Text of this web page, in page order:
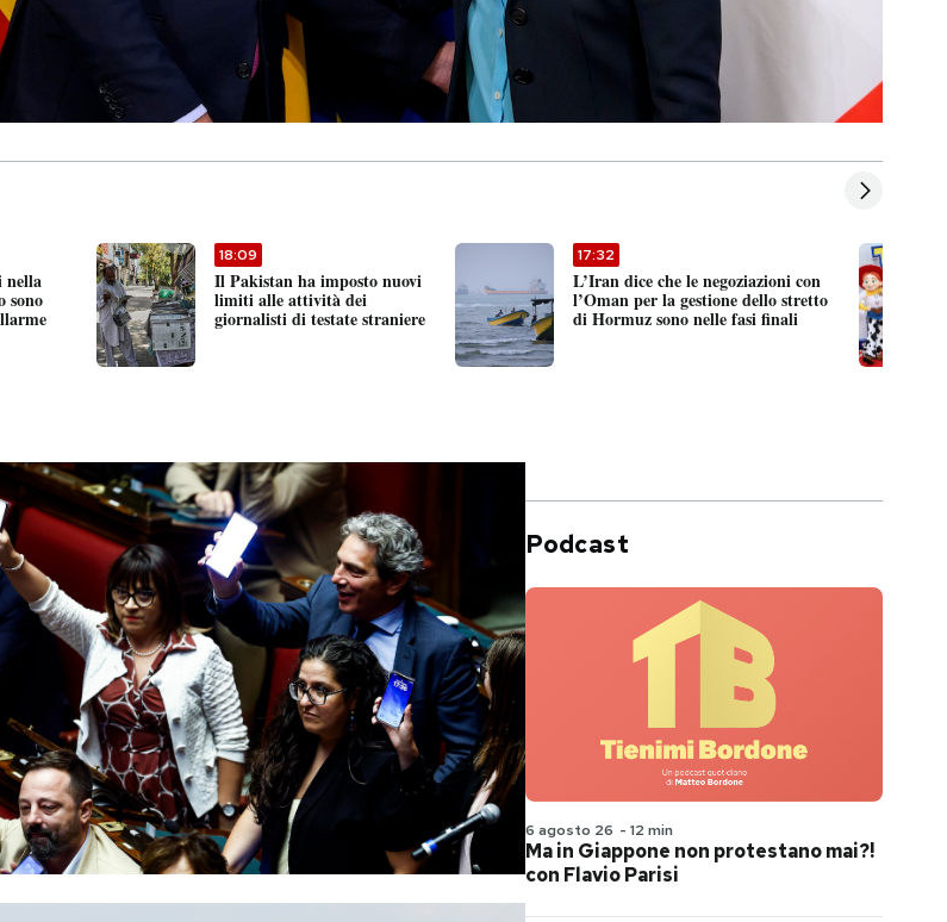
nella
sono
18:09
Il Pakistan ha imposto nuovi
limiti alle attività dei
giornalisti di testate straniere
17:32
L’Iran dice che le negoziazioni con
l’Oman per la gestione dello stretto
di Hormuz sono nelle fasi finali
Podcast
6 agosto 26 -12 min
Ma in Giappone non protestano mai?!
con Flavio Parisi